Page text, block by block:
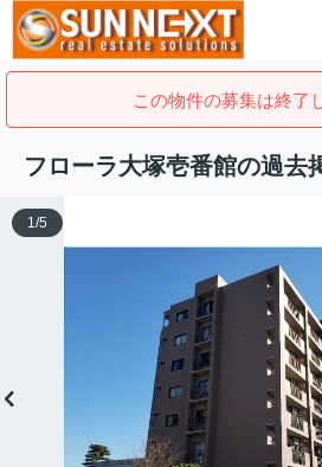
この物件の募集は終了
フローラ大塚壱番館の過去
1/5